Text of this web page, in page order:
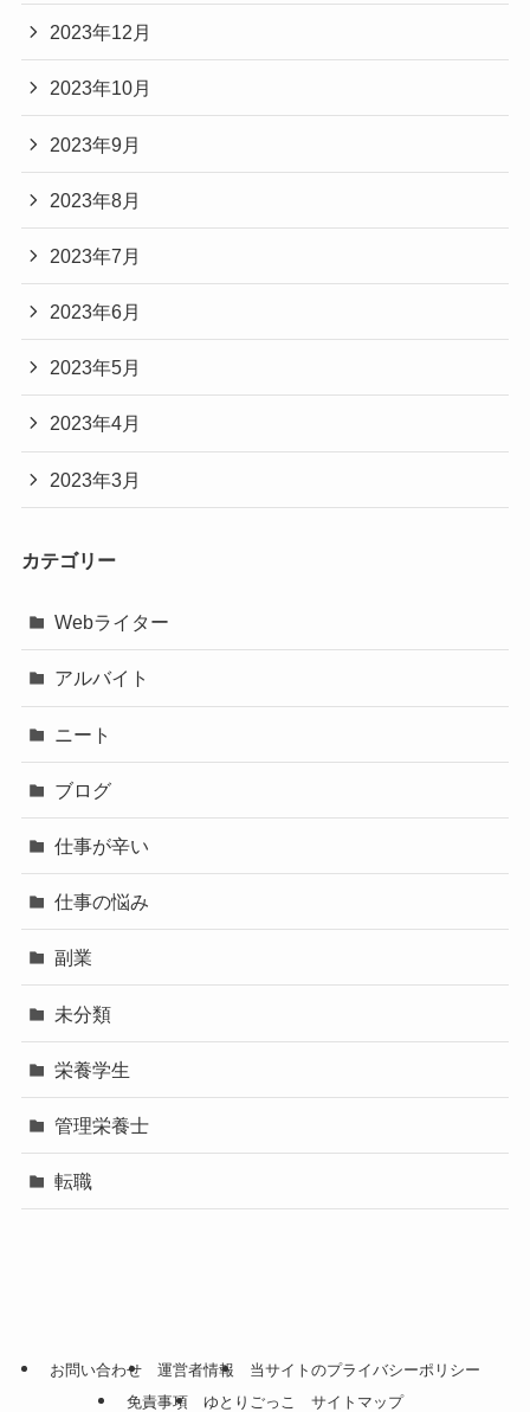
2023年12月
2023年10月
2023年9月
2023年8月
2023年7月
2023年6月
2023年5月
2023年4月
2023年3月
カテゴリー
Webライター
アルバイト
ニート
ブログ
仕事が辛い
仕事の悩み
副業
未分類
栄養学生
管理栄養士
転職
お問い合わせ 運営者情報
当サイトのプライバシーポリシー
免責事項
ゆとりごっこ サイトマップ